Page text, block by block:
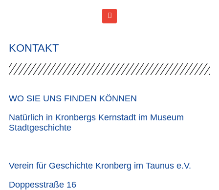
KONTAKT
WO SIE UNS FINDEN KÖNNEN
Natürlich in Kronbergs Kernstadt im Museum
Stadtgeschichte
Verein für Geschichte Kronberg im Taunus e.V.
Doppesstraße 16